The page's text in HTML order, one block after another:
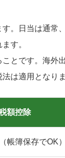
。日当は通常
す。
とです。海外
は適用となりま
額控除
帳簿保存でOK）